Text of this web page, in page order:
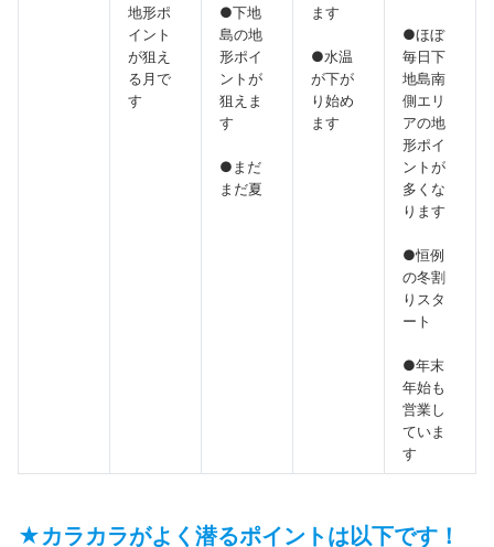
地形ポ
イント
が狙え
る月で
す
●下地
島の地
形ポイ
ントが
狙えま
す
●まだ
まだ夏
ます
●水温
が下が
り始め
ます
●ほぼ
毎日下
地島南
側エリ
アの地
形ポイ
ントが
多くな
ります
●恒例
の冬割
りスタ
ート
●年末
年始も
営業し
ていま
す
★カラカラがよく潜るポイントは以下です！